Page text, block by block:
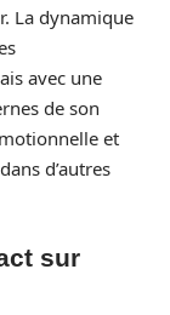
La dynamique
avec une
de son
et
d’autres
sur